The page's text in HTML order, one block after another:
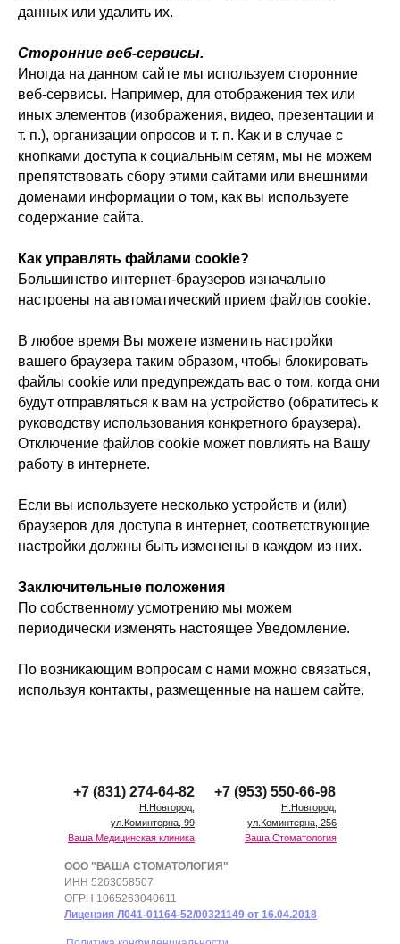
данных или удалить их.
Сторонние веб-сервисы.
Иногда на данном сайте мы используем сторонние
веб-сервисы. Например, для отображения тех или
иных элементов (изображения, видео, презентации и
т. п.), организации опросов и т. п. Как и в случае с
кнопками доступа к социальным сетям, мы не можем
препятствовать сбору этими сайтами или внешними
доменами информации о том, как вы используете
содержание сайта.
Как управлять файлами cookie?
Большинство интернет-браузеров изначально
настроены на автоматический прием файлов cookie.
В любое время Вы можете изменить настройки
вашего браузера таким образом, чтобы блокировать
файлы cookie или предупреждать вас о том, когда они
будут отправляться к вам на устройство (обратитесь к
руководству использования конкретного браузера).
Отключение файлов cookie может повлиять на Вашу
работу в интернете.
Если вы используете несколько устройств и (или)
браузеров для доступа в интернет, соответствующие
настройки должны быть изменены в каждом из них.
Заключительные положения
По собственному усмотрению мы можем
периодически изменять настоящее Уведомление.
По возникающим вопросам с нами можно связаться,
используя контакты, размещенные на нашем сайте.
+7 (831) 274-64-82
Н.Новгород,
ул.Коминтерна, 99
Ваша Медицинская клиника
Ваша Стоматология
+7 (953) 550-66-98
Н.Новгород,
ул.Коминтерна, 256
ООО "ВАША СТОМАТОЛОГИЯ"
ИНН 5263058507
ОГРН 1065263040611
Лицензия Л041-01164-52/00321149 от 16.04.2018